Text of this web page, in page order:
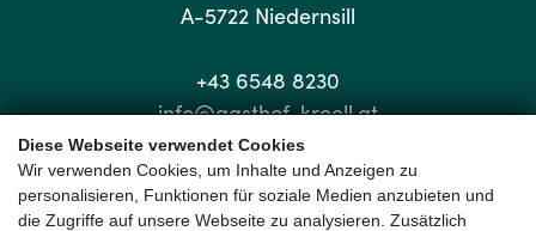
A-5722 Niedernsill
+43 6548 8230
info@gasthof-kroell.at
QUICKLINKS
Diese Webseite verwendet Cookies
Wir verwenden Cookies, um Inhalte und Anzeigen zu
personalisieren, Funktionen für soziale Medien anzubieten und
die Zugriffe auf unsere Webseite zu analysieren. Zusätzlich